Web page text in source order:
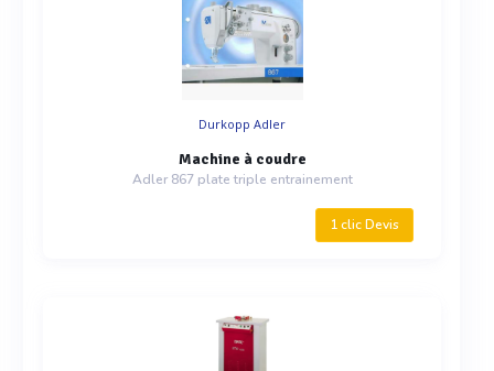
Durkopp Adler
Machine à coudre
Adler 867 plate triple entrainement
1 clic Devis